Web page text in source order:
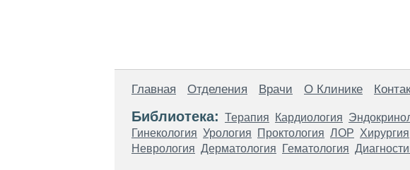
Главная Отделения Врачи О Клинике
Библиотека: Терапия Кардиология
Гинекология Урология Проктология ЛОР Хирургия
Неврология Дерматология Гематология